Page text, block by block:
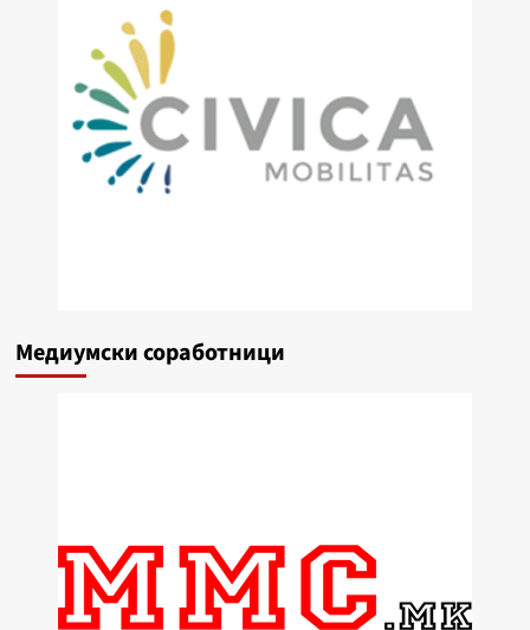
Медиумски соработници